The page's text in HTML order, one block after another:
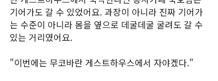
기어가도 갈 수 있었어요. 과장이 아니라 진짜 기어가
는 수준이 아니라 몸을 옆으로 데굴데굴 굴려도 갈 수
있는 거리였어요.
"이번에는 무코바란 게스트하우스에서 자야겠다."